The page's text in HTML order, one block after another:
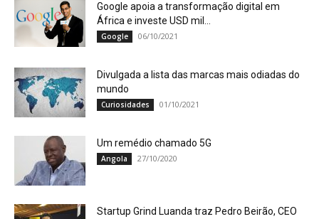
Google apoia a transformação digital em
África e investe USD mil...
Google 06/10/2021
Divulgada a lista das marcas mais odiadas do
mundo
Curiosidades 01/10/2021
Um remédio chamado 5G
Angola 27/10/2020
Startup Grind Luanda traz Pedro Beirão, CEO